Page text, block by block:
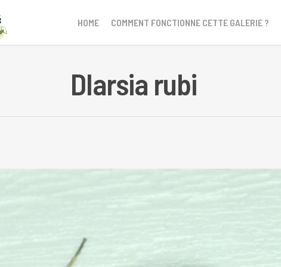
HOME COMMENT FONCTIONNE CETTE GALERIE ?
DIarsia rubi